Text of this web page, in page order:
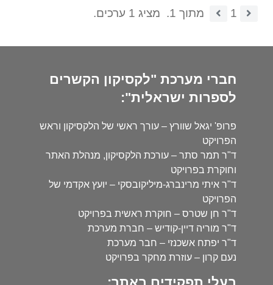
1 מתוך 1. מציג 1 ערכים.
חברי מערכת "לקסיקון הקשרים
לספרות ישראלית":
פרופ' יגאל שוורץ – עורך ראשי של הלקסיקון וראש
הפרויקט
ד"ר תמר סתר – עורכת הלקסיקון, מנהלת האתר
וחוקרת בפרויקט
ד"ר איתי מרינברג-מיליקובסקי – יועץ אקדמי של
הפרויקט
ד"ר חן שטרס – חוקרת ראשית בפרויקט
ד"ר מוריה דיין-קודיש – חברת מערכת
ד"ר יפתח אשכנזי – חבר מערכת
נעם קרון – עוזרת מחקר בפרויקט